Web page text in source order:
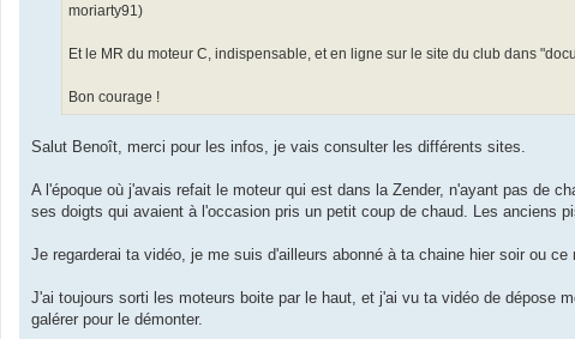
moriarty91)
Et le MR du moteur C, indispensable, et en ligne sur le site du club dans
Bon courage !
Salut Benoît, merci pour les infos, je vais consulter les différents sites.
A l'époque où j'avais refait le moteur qui est dans la Zender, n'ayant pas de
ses doigts qui avaient à l'occasion pris un petit coup de chaud. Les anciens
Je regarderai ta vidéo, je me suis d'ailleurs abonné à ta chaine hier soir ou ce
J'ai toujours sorti les moteurs boite par le haut, et j'ai vu ta vidéo de dépose
galérer pour le démonter.